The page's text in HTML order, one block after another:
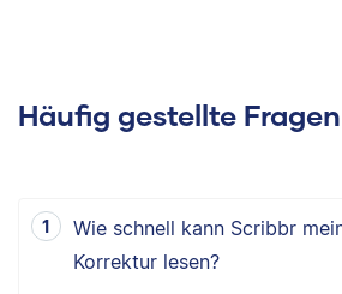
Häufig gestellte Fragen
Wie schnell kann Scribbr
Korrektur lesen?